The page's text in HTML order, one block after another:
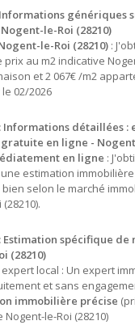
génériques
le-Roi (28210)
le-Roi (28210) :
au m2 indicative
et 2 067€ /m2
02/2026
Informations détaillées :
en ligne -
en ligne :
estimation
selon le marché
Estimation spécifique de
(28210)
local : Un expert
et sans
immobilière précise
le-Roi (28210)